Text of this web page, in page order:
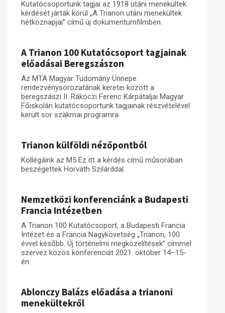
Kutatócsoportunk tagjai az 1918 utáni menekültek
kérdését járták körül „A Trianon utáni menekültek
hétköznapjai” című új dokumentumfilmben.
A Trianon 100 Kutatócsoport tagjainak
előadásai Beregszászon
Az MTA Magyar Tudomány Ünnepe
rendezvénysorozatának keretei között a
beregszászi II. Rákóczi Ferenc Kárpátaljai Magyar
Főiskolán kutatócsoportunk tagjainak részvételével
került sor szakmai programra.
Trianon külföldi nézőpontból
Kollégáink az M5 Ez itt a kérdés című műsorában
beszégettek Horváth Szilárddal.
Nemzetközi konferenciánk a Budapesti
Francia Intézetben
A Trianon 100 Kutatócsoport, a Budapesti Francia
Intézet és a Francia Nagykövetség „Trianon, 100
évvel később. Új történelmi megközelítések” címmel
szervez közös konferenciát 2021. október 14–15-
én.
Ablonczy Balázs előadása a trianoni
menekültekről